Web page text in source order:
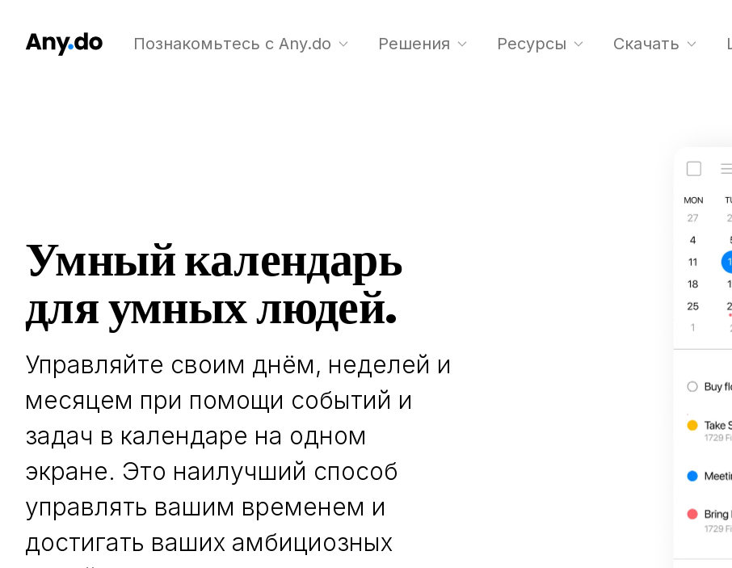
Познакомьтесь с Any.do Решения Ресурсы Скачать
Умный календарь
для умных людей.
Управляйте своим днём, неделей и
месяцем при помощи событий и
задач в календаре на одном
экране. Это наилучший способ
управлять вашим временем и
достигать ваших амбициозных